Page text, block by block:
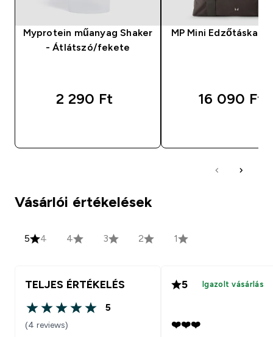
Myprotein műanyag Shaker
- Átlátszó/fekete
2 290 Ft‎
MP Mini Edzőtáska –
16 090 Ft‎
Vásárlói értékelések
5 4 4 3 2 1
TELJES ÉRTÉKELÉS
5 out of 5 stars
5
(4 reviews)
5 Igazolt vásárlás
❤️❤️❤️